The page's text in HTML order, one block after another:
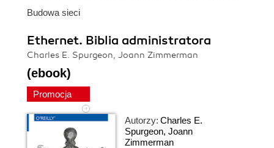
Budowa sieci
Ethernet. Biblia administratora
Charles E. Spurgeon, Joann Zimmerman
(ebook)
Promocja
Autorzy: Charles E.
Spurgeon, Joann
Zimmerman